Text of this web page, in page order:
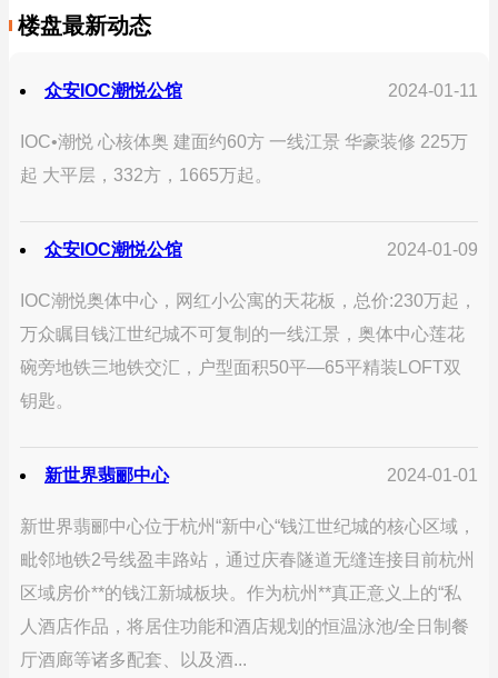
楼盘最新动态
众安IOC潮悦公馆 2024-01-11
IOC•潮悦 心核体奥 建面约60方 一线江景 华豪装修 225万
起 大平层，332方，1665万起。
众安IOC潮悦公馆 2024-01-09
IOC潮悦奥体中心，网红小公寓的天花板，总价:230万起，
万众瞩目钱江世纪城不可复制的一线江景，奥体中心莲花
碗旁地铁三地铁交汇，户型面积50平—65平精装LOFT双
钥匙。
新世界翡郦中心 2024-01-01
新世界翡郦中心位于杭州“新中心“钱江世纪城的核心区域，
毗邻地铁2号线盈丰路站，通过庆春隧道无缝连接目前杭州
区域房价**的钱江新城板块。作为杭州**真正意义上的“私
人酒店作品，将居住功能和酒店规划的恒温泳池/全日制餐
厅酒廊等诸多配套、以及酒...